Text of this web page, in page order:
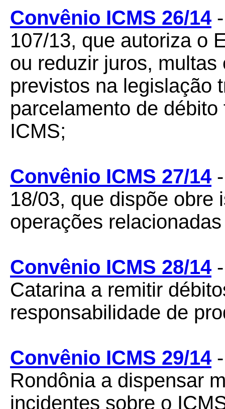
Convênio ICMS 26/14
107/13, que autoriza o
ou reduzir juros,
previstos na legislação
parcelamento de
ICMS;
Convênio ICMS 27/14
18/03, que dispõe obre
operações
Convênio ICMS 28/14
Catarina a remitir
responsabilidade de
Convênio ICMS 29/14
Rondônia a dispensar
incidentes sobre o